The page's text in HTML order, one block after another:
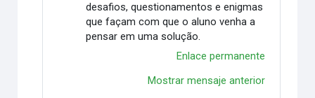
desafios, questionamentos e enigmas
que façam com que o aluno venha a
pensar em uma solução.
Enlace permanente
Mostrar mensaje anterior